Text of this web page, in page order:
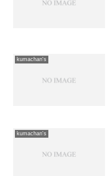
kumachan's
kumachan's